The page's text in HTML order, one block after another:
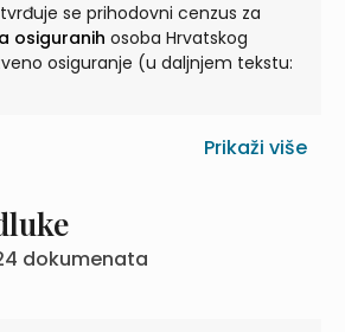
se prihodovni cenzus za
osiguranih osoba Hrvatskog
osiguranje (u daljnjem tekstu:
Prikaži više
dokumenata